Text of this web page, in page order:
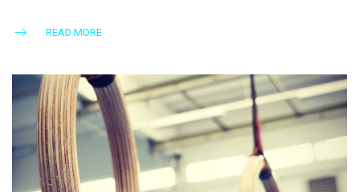
READ MORE